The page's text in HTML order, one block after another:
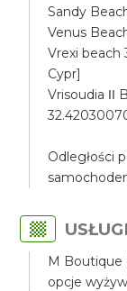
Sandy
Venus
Vrexi beach
Cypr]
Vrisoudia ΙΙ
Odległości
USŁUGI
M Boutique
opcje